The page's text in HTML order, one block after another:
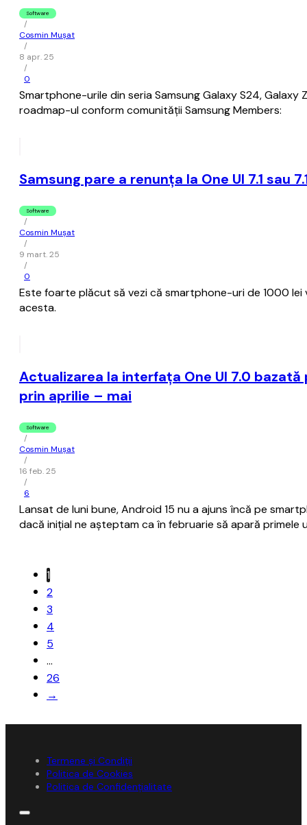
Software
/
Cosmin Mușat
/
8 apr. 25
/
0
Smartphone-urile din seria Samsung Galaxy S24,
roadmap-ul conform comunităţii Samsung Members:
Samsung pare a renunţa la One UI 7.1 sau
Software
/
Cosmin Mușat
/
9 mart. 25
/
0
Este foarte plăcut să vezi că smartphone-uri de 1000
acesta.
Actualizarea la interfaţa One UI 7.0
prin aprilie – mai
Software
/
Cosmin Mușat
/
16 feb. 25
/
6
Lansat de luni bune, Android 15 nu a ajuns încă pe
dacă iniţial ne aşteptam ca în februarie să apară
1
2
3
4
5
…
26
→
Termene și Condiții
Politica de Cookies
Politica de Confidențialitate